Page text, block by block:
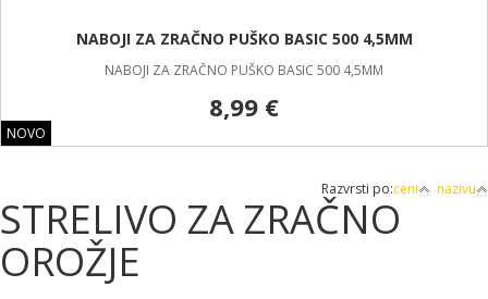
NOVO
NABOJI ZA ZRAČNO PUŠKO BASIC 500 4,5MM
NABOJI ZA ZRAČNO PUŠKO BASIC 500 4,5MM
8,99 €
Razvrsti po:ceni nazivu
STRELIVO ZA ZRAČNO
OROŽJE